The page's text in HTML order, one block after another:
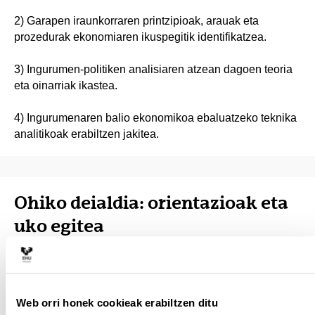
Web orri honek cookieak erabiltzen ditu
2) Garapen iraunkorraren printzipioak, arauak eta
prozedurak ekonomiaren ikuspegitik identifikatzea.
3) Ingurumen-politiken analisiaren atzean dagoen teoria
eta oinarriak ikastea.
4) Ingurumenaren balio ekonomikoa ebaluatzeko teknika
analitikoak erabiltzen jakitea.
Ohiko deialdia: orientazioak eta
uko egitea
Azterketak azken notaren %40 izango du, eta lanek %60.